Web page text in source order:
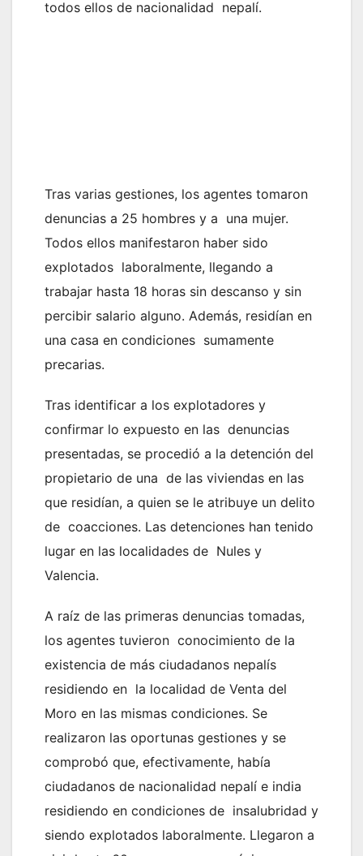
todos ellos de nacionalidad nepalí.
Tras varias gestiones, los agentes tomaron
denuncias a 25 hombres y a una mujer.
Todos ellos manifestaron haber sido
explotados laboralmente, llegando a
trabajar hasta 18 horas sin descanso y sin
percibir salario alguno. Además, residían en
una casa en condiciones sumamente
precarias.
Tras identificar a los explotadores y
confirmar lo expuesto en las denuncias
presentadas, se procedió a la detención del
propietario de una de las viviendas en las
que residían, a quien se le atribuye un delito
de coacciones. Las detenciones han tenido
lugar en las localidades de Nules y
Valencia.
A raíz de las primeras denuncias tomadas,
los agentes tuvieron conocimiento de la
existencia de más ciudadanos nepalís
residiendo en la localidad de Venta del
Moro en las mismas condiciones. Se
realizaron las oportunas gestiones y se
comprobó que, efectivamente, había
ciudadanos de nacionalidad nepalí e india
residiendo en condiciones de insalubridad y
siendo explotados laboralmente. Llegaron a